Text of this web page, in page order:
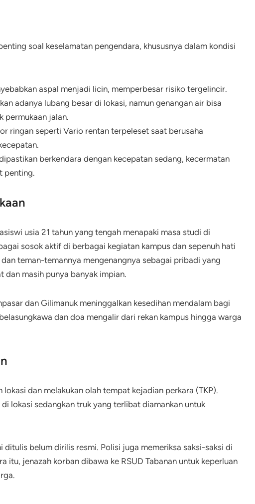
soal keselamatan pengendara, khususnya dalam kondisi
aspal menjadi licin, memperbesar risiko tergelincir.
adanya lubang besar di lokasi, namun genangan air bisa
permukaan jalan.
ringan seperti Vario rentan terpeleset saat berusaha
berkendara dengan kecepatan sedang, kecermatan
penting.
usia 21 tahun yang tengah menapaki masa studi di
sosok aktif di berbagai kegiatan kampus dan sepenuh hati
teman-temannya mengenangnya sebagai pribadi yang
dan masih punya banyak impian.
dan Gilimanuk meninggalkan kesedihan mendalam bagi
dan doa mengalir dari rekan kampus hingga warga
lokasi dan melakukan olah tempat kejadian perkara (TKP).
lokasi sedangkan truk yang terlibat diamankan untuk
belum dirilis resmi. Polisi juga memeriksa saksi-saksi di
itu, jenazah korban dibawa ke RSUD Tabanan untuk keperluan